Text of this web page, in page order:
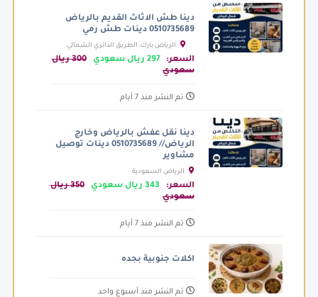
دينا طش الاثاث القديم بالرياض
0510735689 دينات طش رمي
الرياض بارك، الطريق الدائري الشمالي
الفرعي، الرياض السعودية
السعر: 297 ريال سعودي
300 ريال
سعودي
تم النشر منذ 7 أيام
دينا نقل عفش بالرياض وخارج
الرياض// 0510735689 دينات توصيل
مشاوير
السعر: 343 ريال سعودي
350 ريال
سعودي
تم النشر منذ 7 أيام
اكلات جنوبية بجده
تم النشر منذ أسبوع واحد